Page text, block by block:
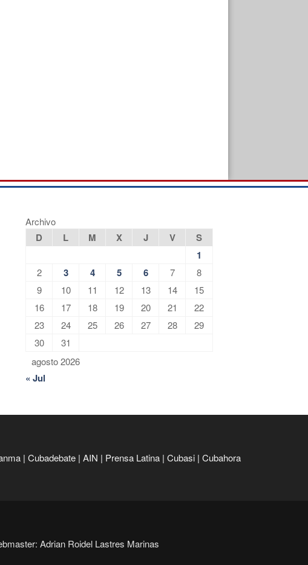
Archivo
agosto 2026
D L M X J V
S
1
2 3 4 5 6 7
8
9
10 11 12 13 14
15
16
17 18 19 20 21
22
23
24 25 26 27 28
29
30
31
« Jul
| Cubadebate | AIN | Prensa Latina | Cubasi | Cubahora
Adrian Roidel Lastres Marinas